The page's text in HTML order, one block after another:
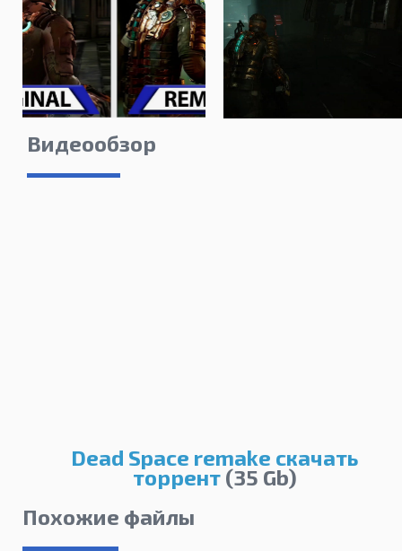
Видеообзор
Dead Space remake скачать
торрент(35 Gb)
Похожие файлы